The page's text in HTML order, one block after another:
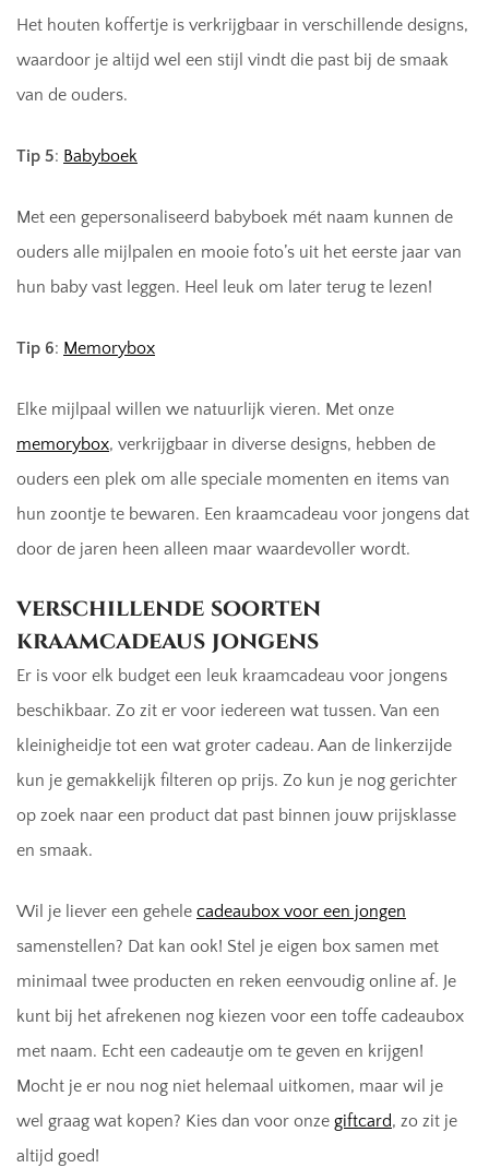
Het houten koffertje is verkrijgbaar in verschillende designs,
waardoor je altijd wel een stijl vindt die past bij de smaak
van de ouders.
Tip 5: Babyboek
Met een gepersonaliseerd babyboek mét naam kunnen de
ouders alle mijlpalen en mooie foto’s uit het eerste jaar van
hun baby vast leggen. Heel leuk om later terug te lezen!
Tip 6: Memorybox
Elke mijlpaal willen we natuurlijk vieren. Met onze
memorybox, verkrijgbaar in diverse designs, hebben de
ouders een plek om alle speciale momenten en items van
hun zoontje te bewaren. Een kraamcadeau voor jongens dat
door de jaren heen alleen maar waardevoller wordt.
verschillende soorten
kraamcadeaus jongens
Er is voor elk budget een leuk kraamcadeau voor jongens
beschikbaar. Zo zit er voor iedereen wat tussen. Van een
kleinigheidje tot een wat groter cadeau. Aan de linkerzijde
kun je gemakkelijk filteren op prijs. Zo kun je nog gerichter
op zoek naar een product dat past binnen jouw prijsklasse
en smaak.
Wil je liever een gehele cadeaubox voor een jongen
samenstellen? Dat kan ook! Stel je eigen box samen met
minimaal twee producten en reken eenvoudig online af. Je
kunt bij het afrekenen nog kiezen voor een toffe cadeaubox
met naam. Echt een cadeautje om te geven en krijgen!
Mocht je er nou nog niet helemaal uitkomen, maar wil je
wel graag wat kopen? Kies dan voor onze giftcard, zo zit je
altijd goed!